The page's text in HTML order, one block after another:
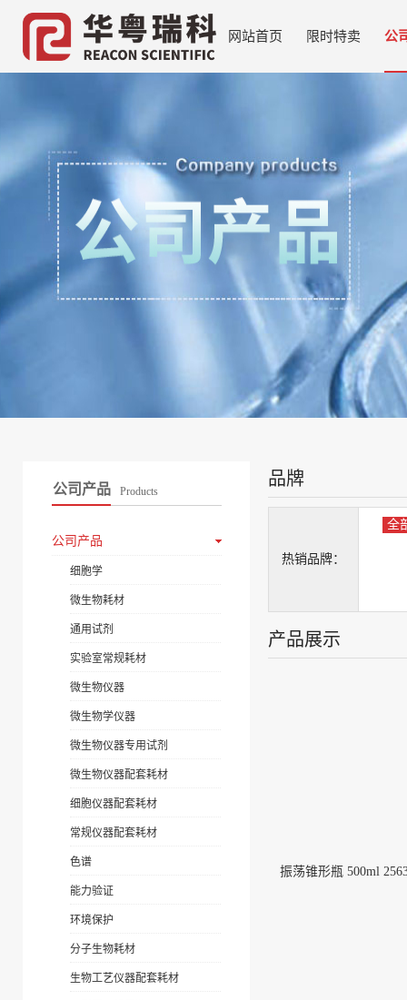
网站首页 限时特卖 公
公司产品 Products
公司产品
细胞学
微生物耗材
通用试剂
实验室常规耗材
微生物仪器
微生物学仪器
微生物仪器专用试剂
微生物仪器配套耗材
细胞仪器配套耗材
常规仪器配套耗材
色谱
能力验证
环境保护
分子生物耗材
生物工艺仪器配套耗材
品牌
热销品牌：
全
产品展示
振荡锥形瓶 500ml